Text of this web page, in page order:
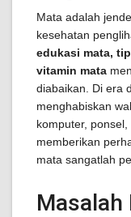
Mata adalah
kesehatan
edukasi mata,
vitamin mata
diabaikan. Di era
menghabiskan
komputer, ponsel,
memberikan
mata sangatlah
Masalah